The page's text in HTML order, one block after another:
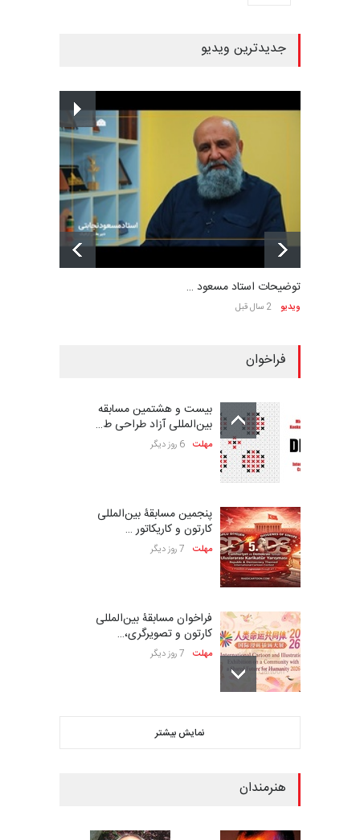
جدیدترین ویدیو
توضیحات استاد مسعود …
ویدیو 2 سال قبل
فراخوان
بیست و هشتمین مسابقه
بین‌المللی آزاد طراحی ط…
مهلت 6 روز دیگر
پنجمین مسابقۀ بین‌المللی
کارتون و کاریکاتور …
مهلت 7 روز دیگر
فراخوان مسابقۀ بین‌المللی
کارتون و تصویرگری،…
مهلت 7 روز دیگر
بیست و هشتمین مسابقه
بین‌المللی کارتون لهستا…
ششمین جشنواره بین‌المللی
نمایش بیشتر
هنرمندان